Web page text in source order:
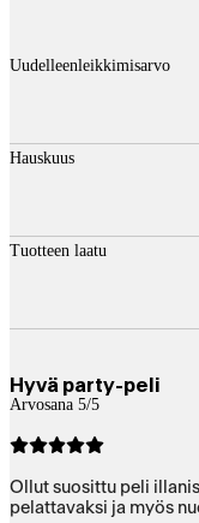
Uudelleenleikkimisarvo
Hauskuus
Tuotteen laatu
Hyvä party-peli
Arvosana 5/5
Ollut suosittu peli
pelattavaksi ja myös